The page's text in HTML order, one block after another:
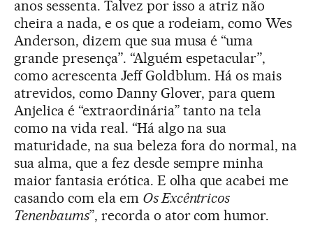
anos sessenta. Talvez por isso a atriz não
cheira a nada, e os que a rodeiam, como Wes
Anderson, dizem que sua musa é “uma
grande presença”. “Alguém espetacular”,
como acrescenta Jeff Goldblum. Há os mais
atrevidos, como Danny Glover, para quem
Anjelica é “extraordinária” tanto na tela
como na vida real. “Há algo na sua
maturidade, na sua beleza fora do normal, na
sua alma, que a fez desde sempre minha
maior fantasia erótica. E olha que acabei me
casando com ela em Os Excêntricos
Tenenbaums”, recorda o ator com humor.